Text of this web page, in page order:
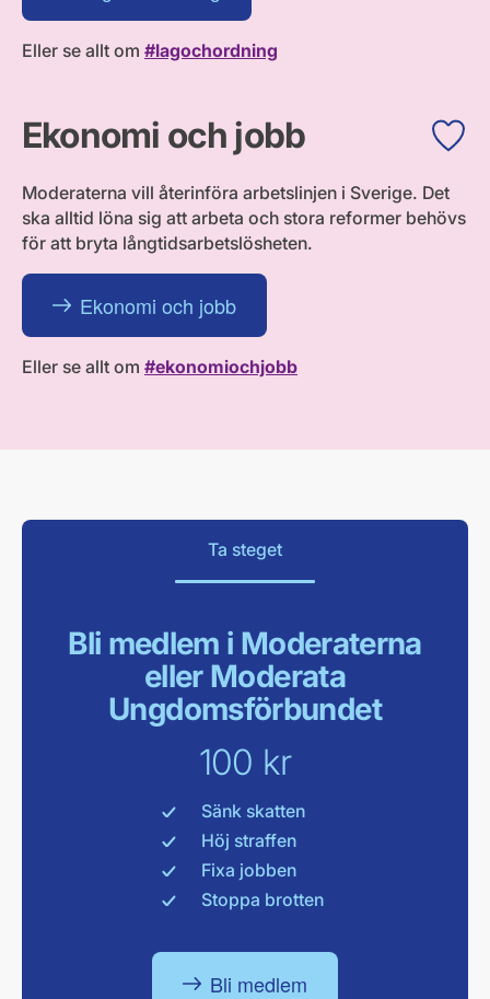
Eller se allt om #lagochordning
Ekonomi och jobb
Moderaterna vill återinföra arbetslinjen i Sverige. Det
ska alltid löna sig att arbeta och stora reformer behövs
för att bryta långtidsarbetslösheten.
Ekonomi och jobb
Eller se allt om #ekonomiochjobb
Ta steget
Bli medlem i Moderaterna
eller Moderata
Ungdomsförbundet
100 kr
Sänk skatten
Höj straffen
Fixa jobben
Stoppa brotten
Bli medlem